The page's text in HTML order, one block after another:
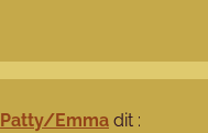
Patty/Emma dit :